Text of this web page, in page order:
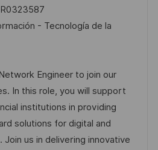
R0323587
- Tecnología de la
Engineer to join our
In this role, you will support
institutions in providing
solutions for digital and
Join us in delivering innovative